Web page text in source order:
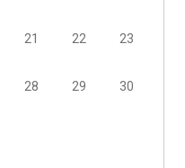
21 22 23
28 29 30